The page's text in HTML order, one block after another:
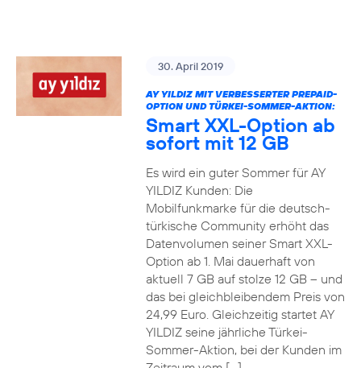
30. April 2019
AY YILDIZ MIT VERBESSERTER PREPAID-
OPTION UND TÜRKEI-SOMMER-AKTION:
Smart XXL-Option ab
sofort mit 12 GB
Es wird ein guter Sommer für AY
YILDIZ Kunden: Die
Mobilfunkmarke für die deutsch-
türkische Community erhöht das
Datenvolumen seiner Smart XXL-
Option ab 1. Mai dauerhaft von
aktuell 7 GB auf stolze 12 GB – und
das bei gleichbleibendem Preis von
24,99 Euro. Gleichzeitig startet AY
YILDIZ seine jährliche Türkei-
Sommer-Aktion, bei der Kunden im